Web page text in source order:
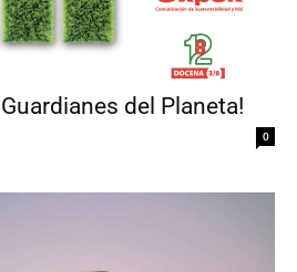
del Planeta!
0